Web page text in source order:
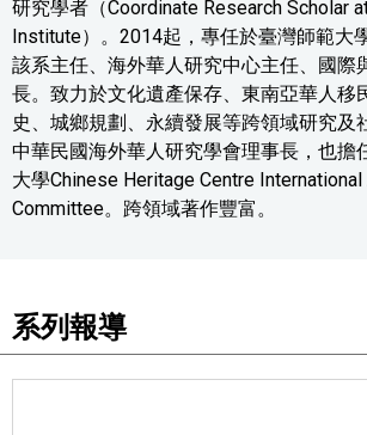
研究學者（Coordinate Research Scholar
Institute）。2014起，專任於臺灣師範大
該系主任、海外華人研究中心主任、國際
長。致力於文化遺產保存、東南亞華人移
史、城鄉規劃、永續發展等跨領域研究及
中華民國海外華人研究學會理事長，也擔
大學Chinese Heritage Centre
Committee。跨領域著作豐富。
系列報導